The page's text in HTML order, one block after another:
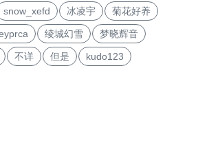
snow_xefd 冰凌宇 菊花好养
绫城幻雪 梦晓辉音
不详 但是 kudo123